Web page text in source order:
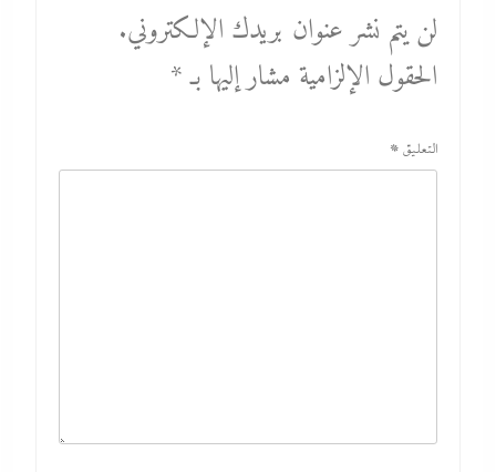
لن يتم نشر عنوان بريدك الإلكتروني.
الحقول الإلزامية مشار إليها بـ*
التعليق *